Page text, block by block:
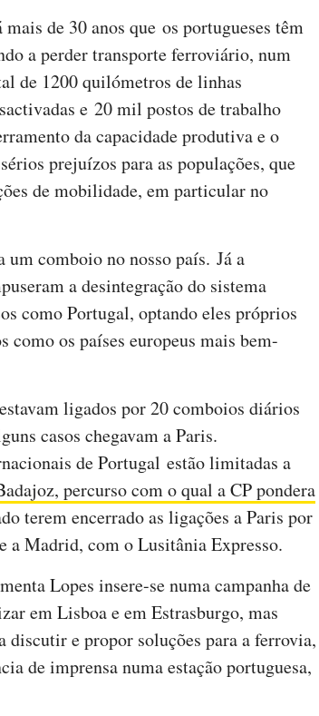
mais de 30 anos que os portugueses têm
a perder transporte ferroviário, num
de 1200 quilómetros de linhas
e 20 mil postos de trabalho
da capacidade produtiva e o
prejuízos para as populações, que
de mobilidade, em particular no
um comboio no nosso país. Já a
a desintegração do sistema
como Portugal, optando eles próprios
como os países europeus mais bem-
ligados por 20 comboios diários
casos chegavam a Paris.
de Portugal estão limitadas a
percurso com o qual a CP pondera
terem encerrado as ligações a Paris por
a Madrid, com o Lusitânia Expresso.
Lopes insere-se numa campanha de
em Lisboa e em Estrasburgo, mas
discutir e propor soluções para a ferrovia,
de imprensa numa estação portuguesa,